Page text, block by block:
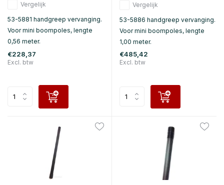
Vergelijk
53-5881 handgreep vervanging.
Voor mini boompoles, lengte
0,56 meter.
€228,37
Excl. btw
Vergelijk
53-5886 handgreep vervanging.
Voor mini boompoles, lengte
1,00 meter.
€485,42
Excl. btw